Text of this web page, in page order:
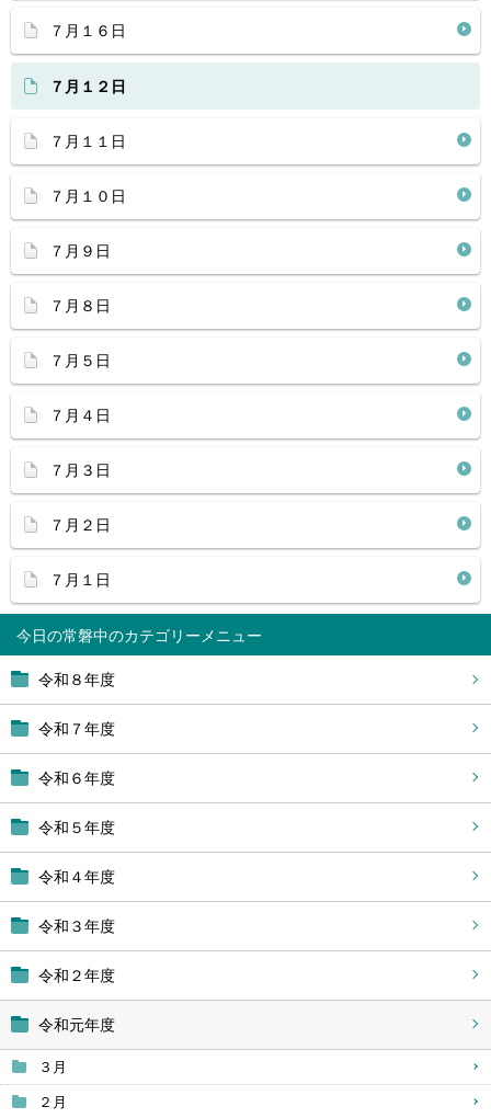
今日の常磐中
令和８年度
令和７年度
令和６年度
令和５年度
令和４年度
令和３年度
令和２年度
令和元年度
３月
２月
７月１６日
７月１２日
７月１１日
７月１０日
７月９日
７月８日
７月５日
７月４日
７月３日
７月２日
７月１日